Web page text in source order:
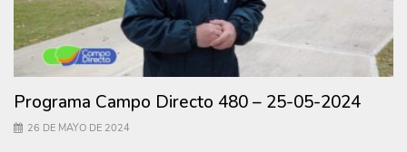
Programa Campo Directo 480 – 25-05-2024
26 DE MAYO DE 2024